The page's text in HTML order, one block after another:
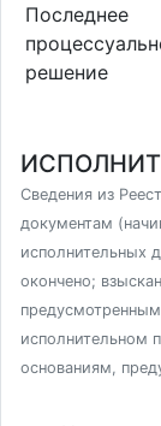
Последнее
решение
Сведения из
документам
исполнительных
окончено;
исполнительном
основаниям,